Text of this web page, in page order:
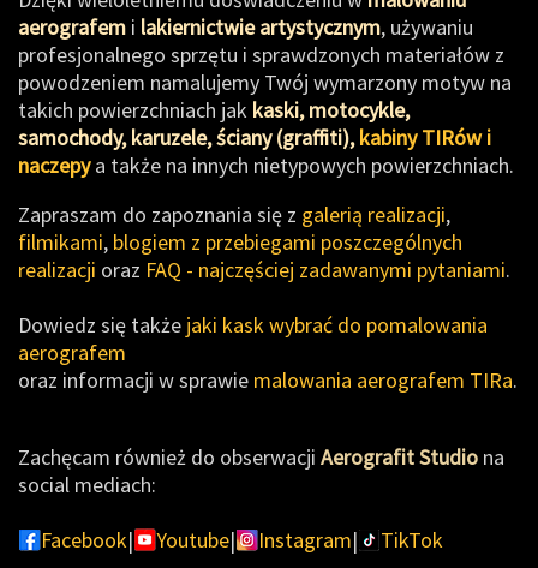
aerografem i lakiernictwie artystycznym, używaniu
profesjonalnego sprzętu i sprawdzonych materiałów z
powodzeniem namalujemy Twój wymarzony motyw na
takich powierzchniach jak kaski, motocykle,
samochody, karuzele, ściany (graffiti),kabiny TIRów i
naczepya także na innych nietypowych powierzchniach.
Zapraszam do zapoznania się z galerią realizacji,
filmikami, blogiem z przebiegami poszczególnych
realizacji oraz FAQ - najczęściej zadawanymi pytaniami.
Dowiedz się także jaki kask wybrać do pomalowania
aerografem
oraz informacji w sprawie malowania aerografem TIRa.
Zachęcam również do obserwacji Aerografit Studio na
social mediach:
Facebook| Youtube| Instagram| TikTok